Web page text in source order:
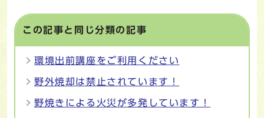
この記事と同じ分類の記事
環境出前講座をご利用ください
野外焼却は禁止されています！
野焼きによる火災が多発しています！